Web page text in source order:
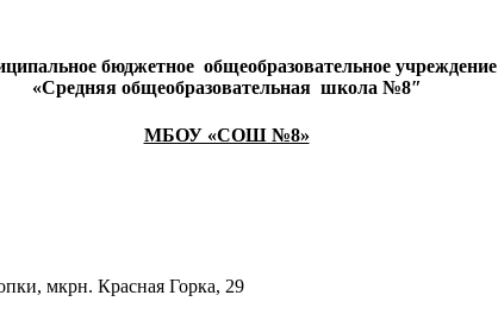
бюджетное общеобразовательное учреждение
«Средняя общеобразовательная школа №8″
МБОУ «СОШ №8»
мкрн. Красная Горка, 29